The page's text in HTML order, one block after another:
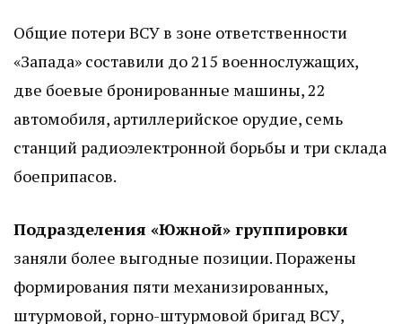
Общие потери ВСУ в зоне ответственности
«Запада» составили до 215 военнослужащих,
две боевые бронированные машины, 22
автомобиля, артиллерийское орудие, семь
станций радиоэлектронной борьбы и три склада
боеприпасов.
Подразделения «Южной» группировки
заняли более выгодные позиции. Поражены
формирования пяти механизированных,
штурмовой, горно-штурмовой бригад ВСУ,